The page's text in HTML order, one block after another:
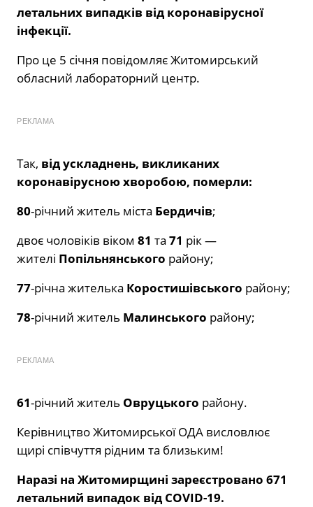
летальних випадків від коронавірусної
інфекції.
Про це 5 січня повідомляє Житомирський
обласний лабораторний центр.
РЕКЛАМА
Так, від ускладнень, викликаних
коронавірусною хворобою, померли:
80-річний житель міста Бердичів;
двоє чоловіків віком 81 та 71 рік —
жителі Попільнянського району;
77-річна жителька Коростишівського району;
78-річний житель Малинського району;
РЕКЛАМА
61-річний житель Овруцького району.
Керівництво Житомирської ОДА висловлює
щирі співчуття рідним та близьким!
Наразі на Житомирщині зареєстровано 671
летальний випадок від COVID-19.